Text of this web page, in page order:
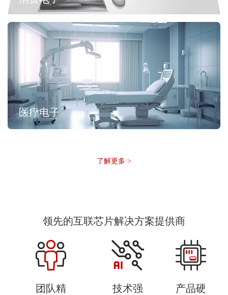
医疗电子
了解更多 >
领先的互联芯片解决方案提供商
团队精 技术强 产品硬